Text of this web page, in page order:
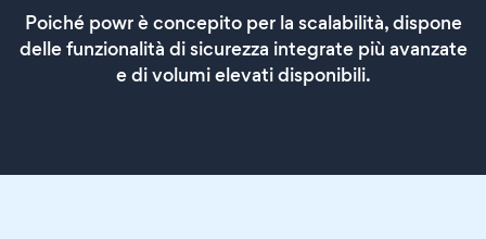
Poiché powr è concepito per la scalabilità, dispone
delle funzionalità di sicurezza integrate più avanzate
e di volumi elevati disponibili.